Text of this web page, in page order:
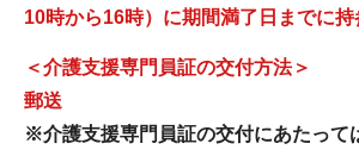
10時から16時）に期間満了日までに持
＜介護支援専門員証の交付方法＞
郵送
※介護支援専門員証の交付にあたって